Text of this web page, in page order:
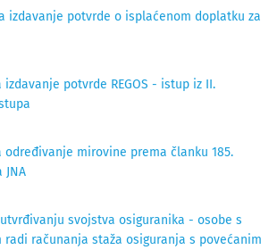
izdavanje potvrde o isplaćenom doplatku za
izdavanje potvrde REGOS - istup iz II.
određivanje mirovine prema članku 185.
svojstva osiguranika - osobe s
računanja staža osiguranja s povećanim